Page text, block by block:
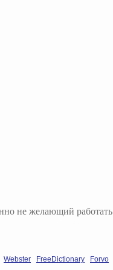
не желающий работать
Webster FreeDictionary Forvo